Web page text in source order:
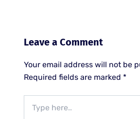
Leave a Comment
Your email address will not be
Required fields are marked *
here..